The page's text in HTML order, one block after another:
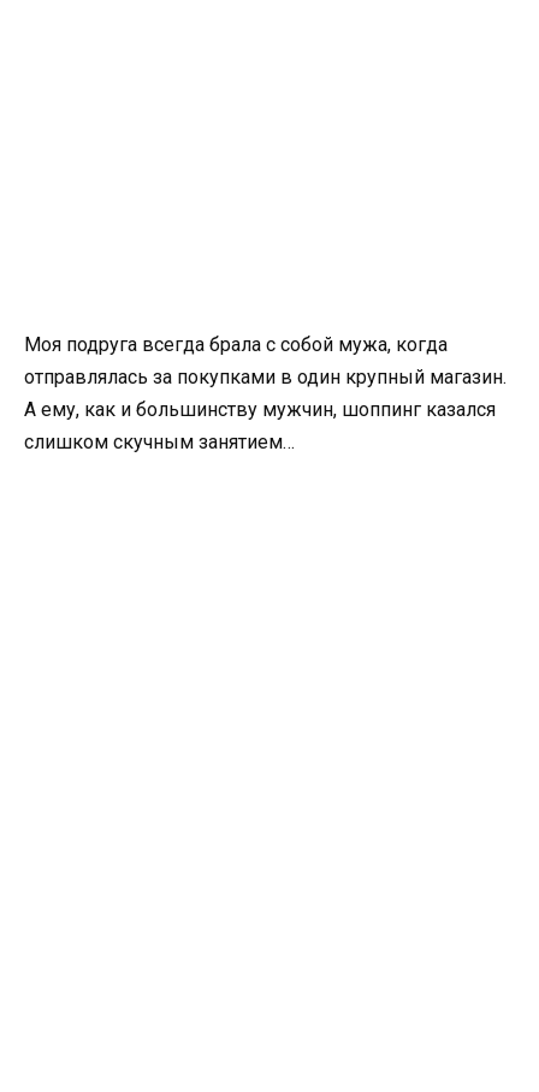
Моя подруга всегда брала с собой мужа, когда
отправлялась за покупками в один крупный магазин.
А ему, как и большинству мужчин, шоппинг казался
слишком скучным занятием…